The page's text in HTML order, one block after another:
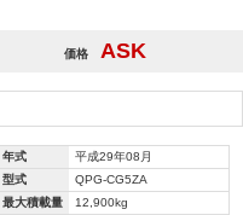
価格 ASK
年式
平成29年08月
型式
QPG-CG5ZA
最大積載量
12,900kg